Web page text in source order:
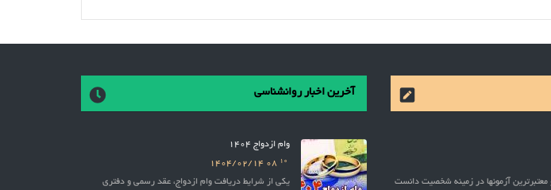
آخرین اخبار روانشناسی
وام ازدواج 1404
10
1404/02/14
یکی از شرایط دریافت وام ازدواج، عقد رسمی و دفتری